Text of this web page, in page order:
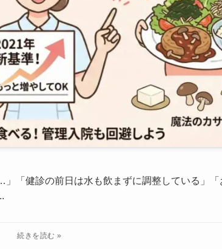
「健診の前日は水も飲まずに調整している」「